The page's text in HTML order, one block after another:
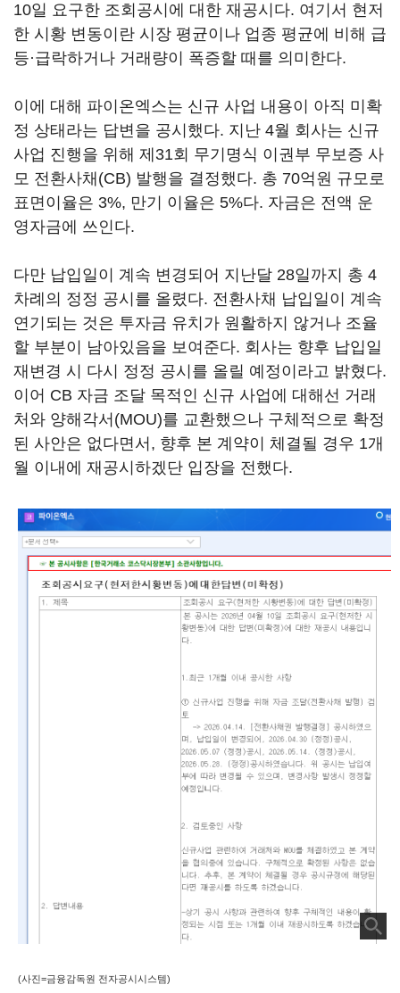
10일 요구한 조회공시에 대한 재공시다. 여기서 현저
한 시황 변동이란 시장 평균이나 업종 평균에 비해 급
등·급락하거나 거래량이 폭증할 때를 의미한다.
이에 대해 파이온엑스는 신규 사업 내용이 아직 미확
정 상태라는 답변을 공시했다. 지난 4월 회사는 신규
사업 진행을 위해 제31회 무기명식 이권부 무보증 사
모 전환사채(CB) 발행을 결정했다. 총 70억원 규모로
표면이율은 3%, 만기 이율은 5%다. 자금은 전액 운
영자금에 쓰인다.
다만 납입일이 계속 변경되어 지난달 28일까지 총 4
차례의 정정 공시를 올렸다. 전환사채 납입일이 계속
연기되는 것은 투자금 유치가 원활하지 않거나 조율
할 부분이 남아있음을 보여준다. 회사는 향후 납입일
재변경 시 다시 정정 공시를 올릴 예정이라고 밝혔다.
이어 CB 자금 조달 목적인 신규 사업에 대해선 거래
처와 양해각서(MOU)를 교환했으나 구체적으로 확정
된 사안은 없다면서, 향후 본 계약이 체결될 경우 1개
월 이내에 재공시하겠단 입장을 전했다.
(사진=금융감독원 전자공시시스템)